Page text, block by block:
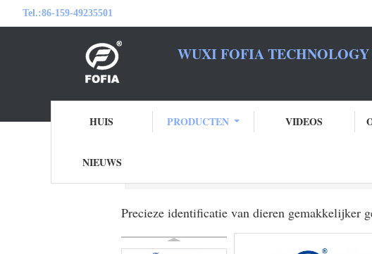
Tel.:86-159-49235501
WUXI FOFIA TECHNOLOGY
WEES JE
HUIS PRODUCTEN VIDEOS
NIEUWS
Precieze identificatie van dieren